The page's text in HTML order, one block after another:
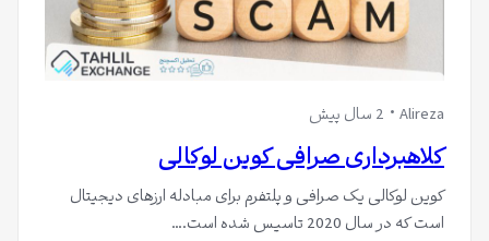
Alireza 2 سال پیش
کلاهبرداری صرافی کوین لوکالی
کوین لوکالی یک صرافی و پلتفرم برای مبادله ارزهای دیجیتال
است که در سال 2020 تاسیس شده است.…